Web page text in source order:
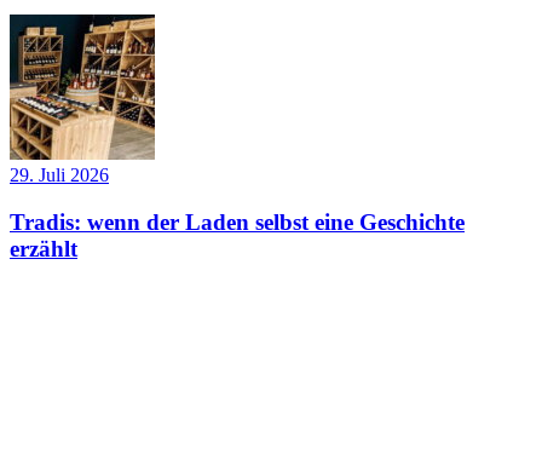
29. Juli 2026
Tradis: wenn der Laden selbst eine Geschichte
erzählt